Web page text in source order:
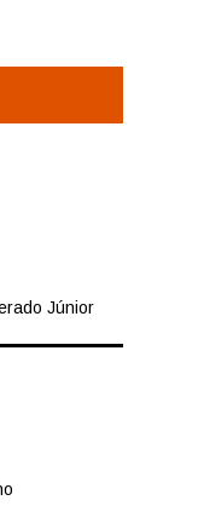
Júnior